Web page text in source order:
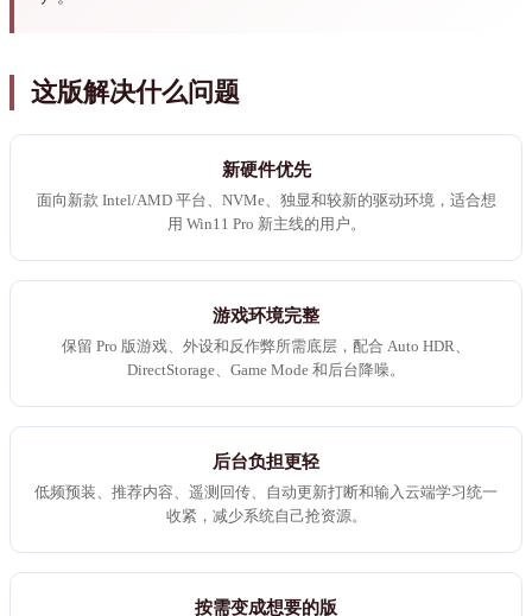
这版解决什么问题
新硬件优先
面向新款 Intel/AMD 平台、NVMe、独显和较新的驱动环境，适合想
用 Win11 Pro 新主线的用户。
游戏环境完整
保留 Pro 版游戏、外设和反作弊所需底层，配合 Auto HDR、
DirectStorage、Game Mode 和后台降噪。
后台负担更轻
低频预装、推荐内容、遥测回传、自动更新打断和输入云端学习统一
收紧，减少系统自己抢资源。
按需变成想要的版